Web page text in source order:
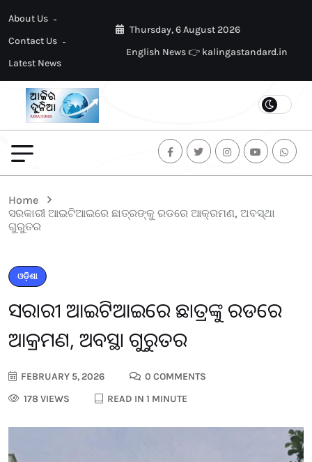
About Us
Contact Us
Latest News
Thursday, 6 August 2026
English News 👉 kalingastandard.in
Home
ସରକାରୀ ଆଇଟିଆଇରେ ଛାତ୍ରଙ୍କୁ ରଡରେ ଆକ୍ରମଣ, ଅବସ୍ଥା
ଗୁରୁତର
ଓଡ଼ିଶା
ସରକାରୀ ଆଇଟିଆଇରେ ଛାତ୍ରଙ୍କୁ ରଡରେ
ଆକ୍ରମଣ, ଅବସ୍ଥା ଗୁରୁତର
FEBRUARY 5, 2026
0 COMMENTS
178 VIEWS
READ IN 1 MINUTE